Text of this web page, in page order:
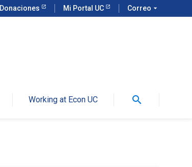
Donaciones Mi Portal UC Correo arrow_drop_down
Working at Econ UC search